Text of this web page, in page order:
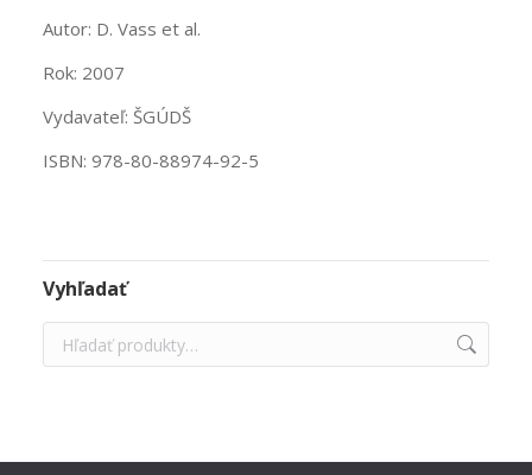
Autor: D. Vass et al.
Rok: 2007
Vydavateľ: ŠGÚDŠ
ISBN: 978-80-88974-92-5
Vyhľadať